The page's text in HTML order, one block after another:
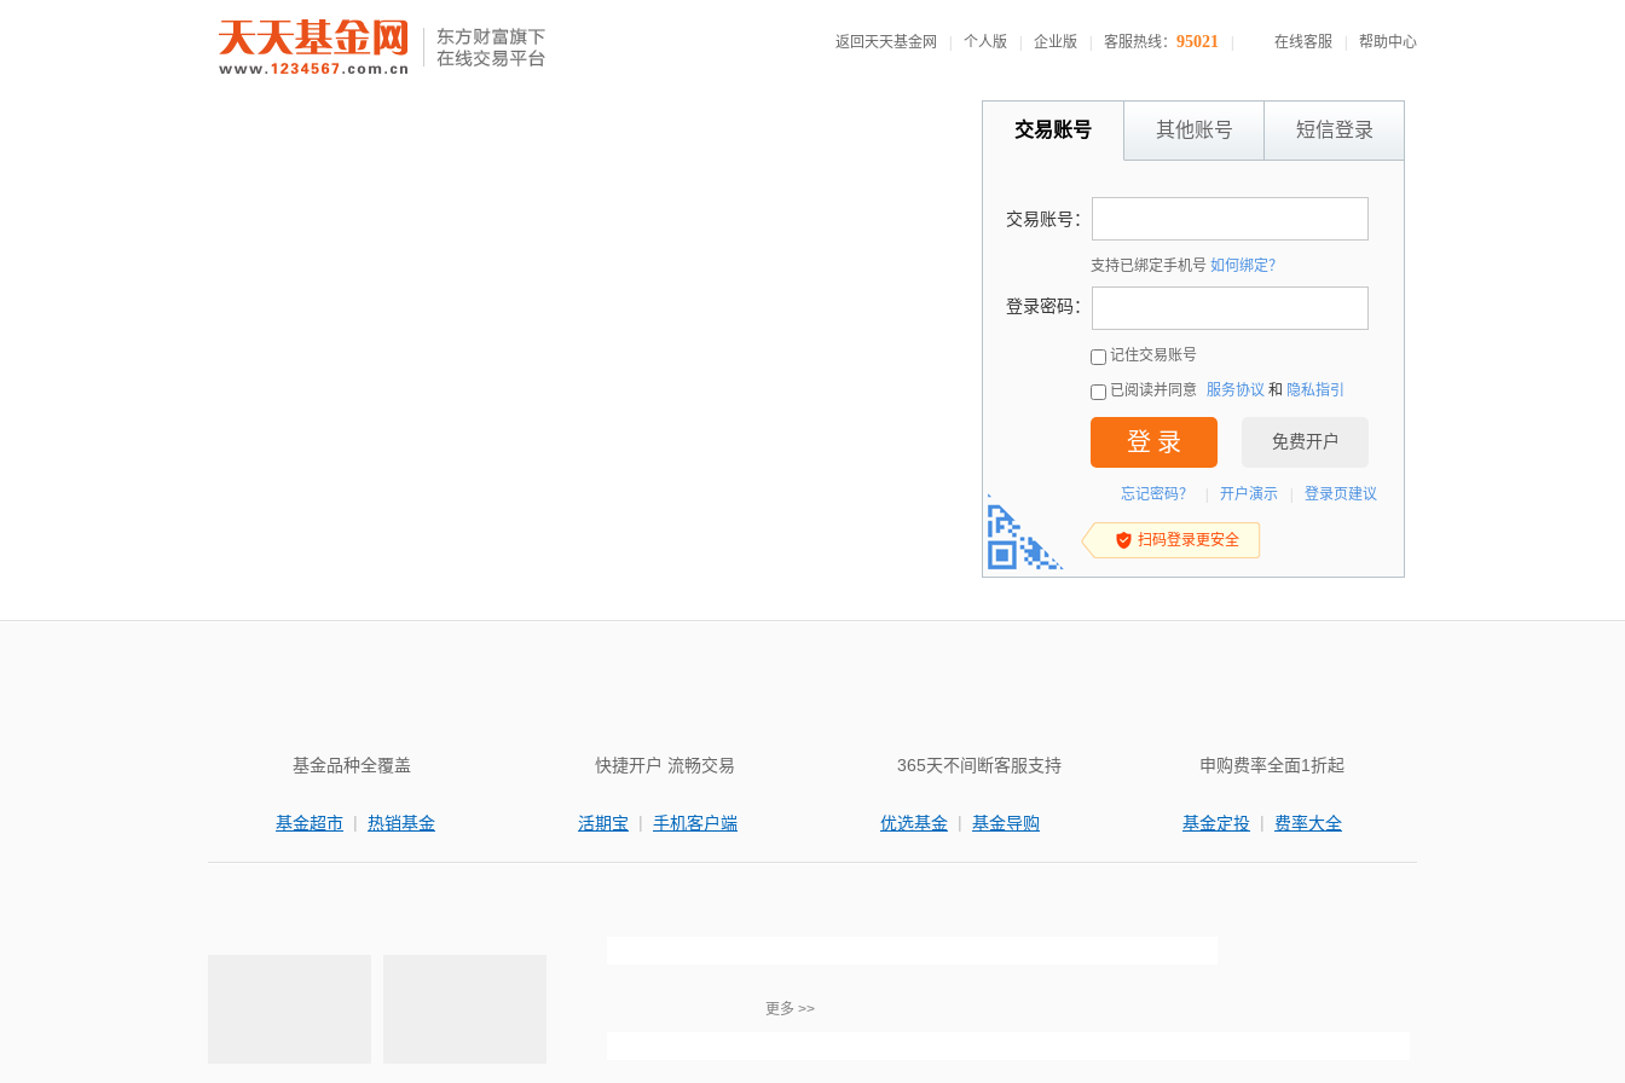
返回天天基金网 个人版 企业版 客服热线： 95021 在线客服 帮助中心
交易账号 其他账号 短信登录
交易账号：
支持已绑定手机号 如何绑定？
登录密码：
记住交易账号
已阅读并同意 服务协议 和 隐私指引
登 录 免费开户
忘记密码？ 开户演示 登录页建议
扫码登录更安全
基金品种全覆盖
基金超市 | 热销基金
快捷开户 流畅交易
活期宝 | 手机客户端
365天不间断客服支持
优选基金 | 基金导购
申购费率全面1折起
基金定投 | 费率大全
更多 >>